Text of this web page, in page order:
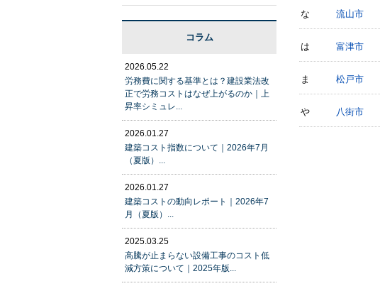
な 流山市
は 富津市
ま 松戸市
や 八街市
コラム
2026.05.22
労務費に関する基準とは？建設業法改
正で労務コストはなぜ上がるのか｜上
昇率シミュレ...
2026.01.27
建築コスト指数について｜2026年7月
（夏版）...
2026.01.27
建築コストの動向レポート｜2026年7
月（夏版）...
2025.03.25
高騰が止まらない設備工事のコスト低
減方策について｜2025年版...